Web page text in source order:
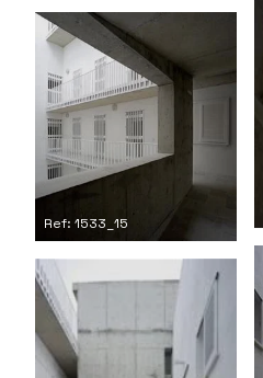
Ref: 1533_15